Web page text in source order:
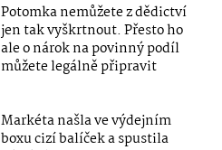
Potomka nemůžete z dědictví
jen tak vyškrtnout. Přesto ho
ale o nárok na povinný podíl
můžete legálně připravit
Markéta našla ve výdejním
boxu cizí balíček a spustila